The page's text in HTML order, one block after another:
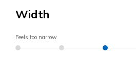
Width
Feels too narrow